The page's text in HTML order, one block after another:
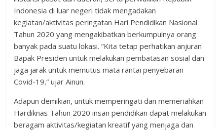
Indonesia di luar negeri tidak mengadakan
kegiatan/aktivitas peringatan Hari Pendidikan Nasional
Tahun 2020 yang mengakibatkan berkumpulnya orang
banyak pada suatu lokasi. “Kita tetap perhatikan anjuran
Bapak Presiden untuk melakukan pembatasan sosial dan
jaga jarak untuk memutus mata rantai penyebaran
Covid-19,” ujar Ainun.
Adapun demikian, untuk memperingati dan memeriahkan
Hardiknas Tahun 2020 insan pendidikan dapat melakukan
beragam aktivitas/kegiatan kreatif yang menjaga dan